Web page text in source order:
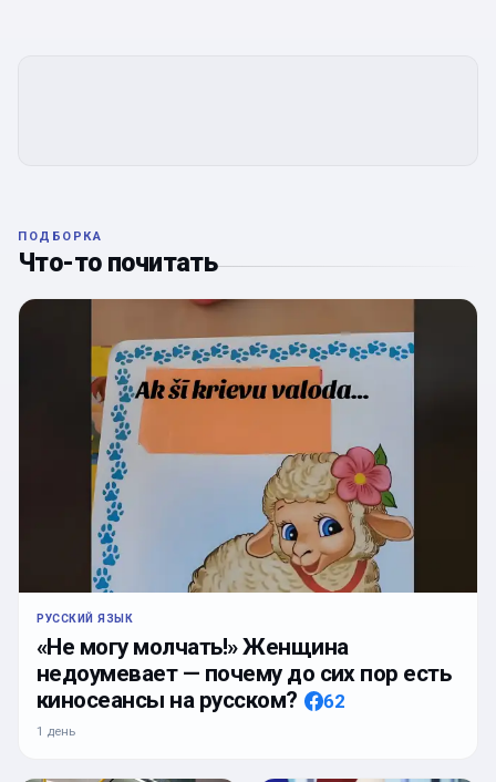
ПОДБОРКА
Что-то почитать
РУССКИЙ ЯЗЫК
«Не могу молчать!» Женщина
недоумевает — почему до сих пор есть
киносеансы на русском?
62
1 день